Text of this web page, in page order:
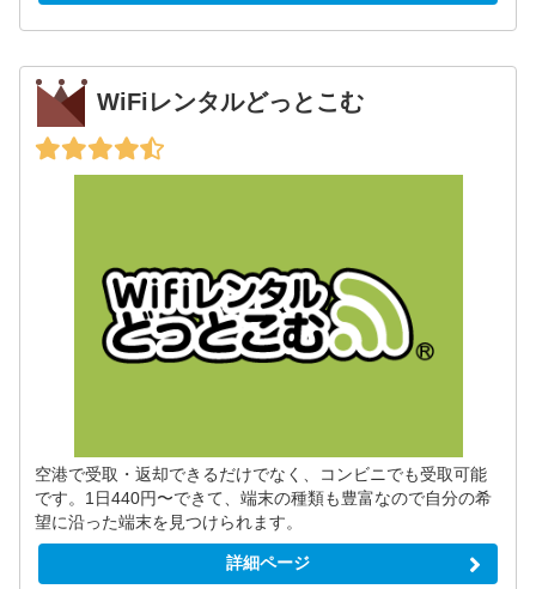
WiFiレンタルどっとこむ
空港で受取・返却できるだけでなく、コンビニでも受取可能
です。1日440円〜できて、端末の種類も豊富なので自分の希
望に沿った端末を見つけられます。
詳細ページ